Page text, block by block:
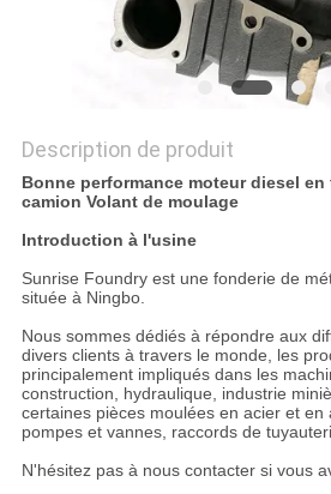
POLITIQUE
DE
CONFIDENTIALITÉ
Description de produit
Bonne performance moteur diesel
camion Volant de moulage
Introduction à l'usine
Sunrise Foundry est une fonderie de
située à Ningbo.
Nous sommes dédiés à répondre aux
divers clients à travers le monde, les
principalement impliqués dans les
construction, hydraulique, industrie
certaines pièces moulées en acier et en
pompes et vannes, raccords de
N'hésitez pas à nous contacter si vous